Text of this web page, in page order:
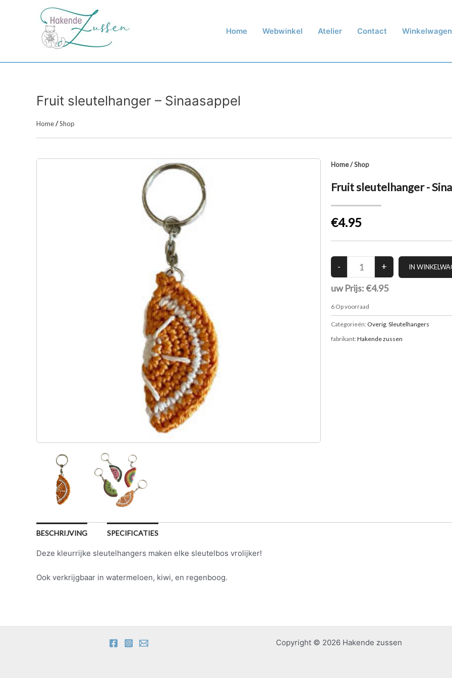
Home Webwinkel Atelier Contact Winkelwagen
Fruit sleutelhanger – Sinaasappel
Home/Shop
Home/Shop
Fruit sleutelhanger -
€4.95
uw Prijs:€4.95
6 Op voorraad
Categorieën: Overig Sleutelhangers
fabrikant: Hakende zussen
BESCHRIJVING SPECIFICATIES
Deze kleurrijke sleutelhangers maken elke sleutelbos vrolijker!
Ook verkrijgbaar in watermeloen, kiwi, en regenboog.
Copyright © 2026 Hakende zussen